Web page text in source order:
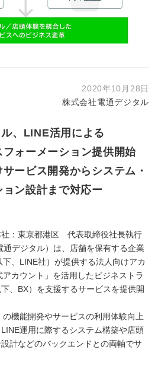
2020年10月28日
株式会社電通デジタル
、LINE活用による
フォーメーション提供開始
ービス開発からシステム・
ョン設計まで対応ー
：東京都港区 代表取締役社長執行
デジタル）は、店舗を保有する企業
、LINE社）が提供する法人向けアカ
カウント」を活用したビジネストラ
、BX）を支援するサービスを提供開
機能開発やサービスの利用体験向上
運用に際するシステム構築や店頭
計などのバックエンドとの両軸でサ